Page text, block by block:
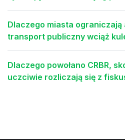
Dlaczego miasta ograniczają
transport publiczny wciąż
Dlaczego powołano CRBR,
uczciwie rozliczają się z